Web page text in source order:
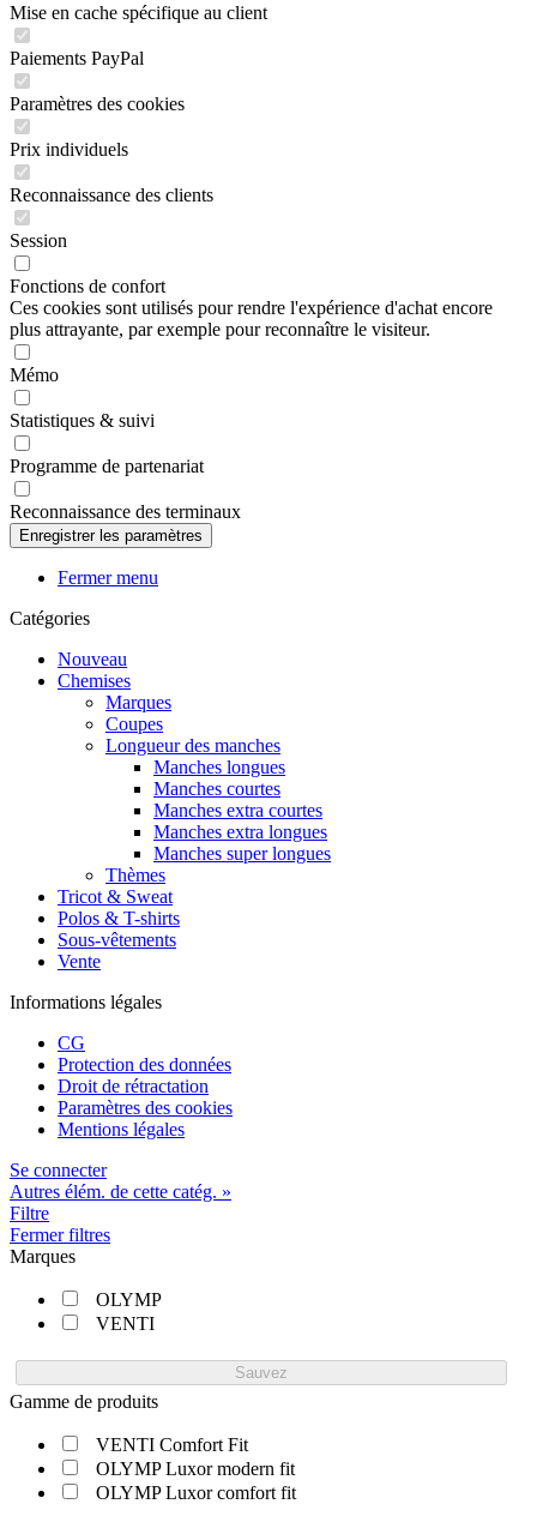
Mise en cache spécifique au client
Paiements PayPal
Paramètres des cookies
Prix individuels
Reconnaissance des clients
Session
Fonctions de confort
Ces cookies sont utilisés pour rendre l'expérience d'achat encore
plus attrayante, par exemple pour reconnaître le visiteur.
Mémo
Statistiques & suivi
Programme de partenariat
Reconnaissance des terminaux
Fermer menu
Catégories
Nouveau
Chemises
Marques
Coupes
Longueur des manches
Manches longues
Manches courtes
Manches extra courtes
Manches extra longues
Manches super longues
Thèmes
Tricot & Sweat
Polos & T-shirts
Sous-vêtements
Vente
Informations légales
CG
Protection des données
Droit de rétractation
Paramètres des cookies
Mentions légales
Se connecter
Autres élém. de cette catég. »
Filtre
Fermer filtres
Marques
OLYMP
VENTI
Sauvez
Gamme de produits
VENTI Comfort Fit
OLYMP Luxor modern fit
OLYMP Luxor comfort fit